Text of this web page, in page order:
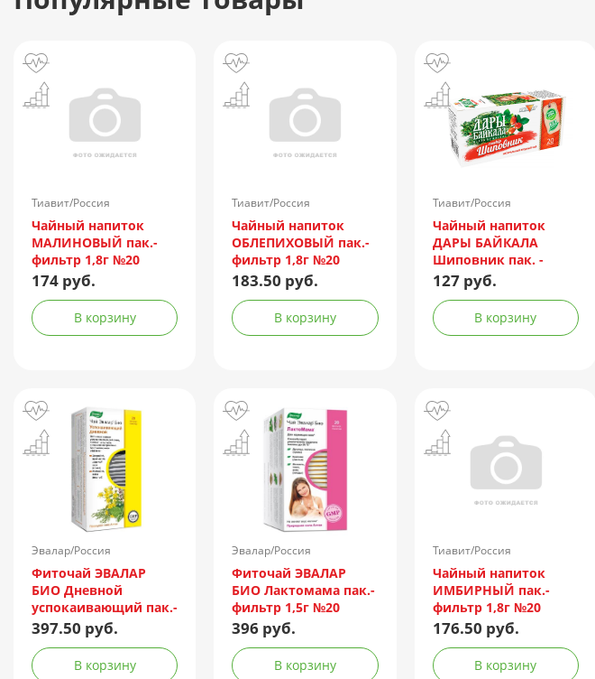
Тиавит/Россия
Чайный напиток
МАЛИНОВЫЙ пак.-
фильтр 1,8г №20
174 руб.
В корзину
Тиавит/Россия
Чайный напиток
ОБЛЕПИХОВЫЙ пак.-
фильтр 1,8г №20
183.50 руб.
В корзину
Тиавит/Россия
Чайный напиток
ДАРЫ БАЙКАЛА
Шиповник пак. -
фильтр №20
127 руб.
В корзину
Эвалар/Россия
Фиточай ЭВАЛАР
БИО Дневной
успокаивающий пак.-
фильтр 1,5г №20
397.50 руб.
В корзину
Эвалар/Россия
Фиточай ЭВАЛАР
БИО Лактомама пак.-
фильтр 1,5г №20
396 руб.
В корзину
Тиавит/Россия
Чайный напиток
ИМБИРНЫЙ пак.-
фильтр 1,8г №20
176.50 руб.
В корзину